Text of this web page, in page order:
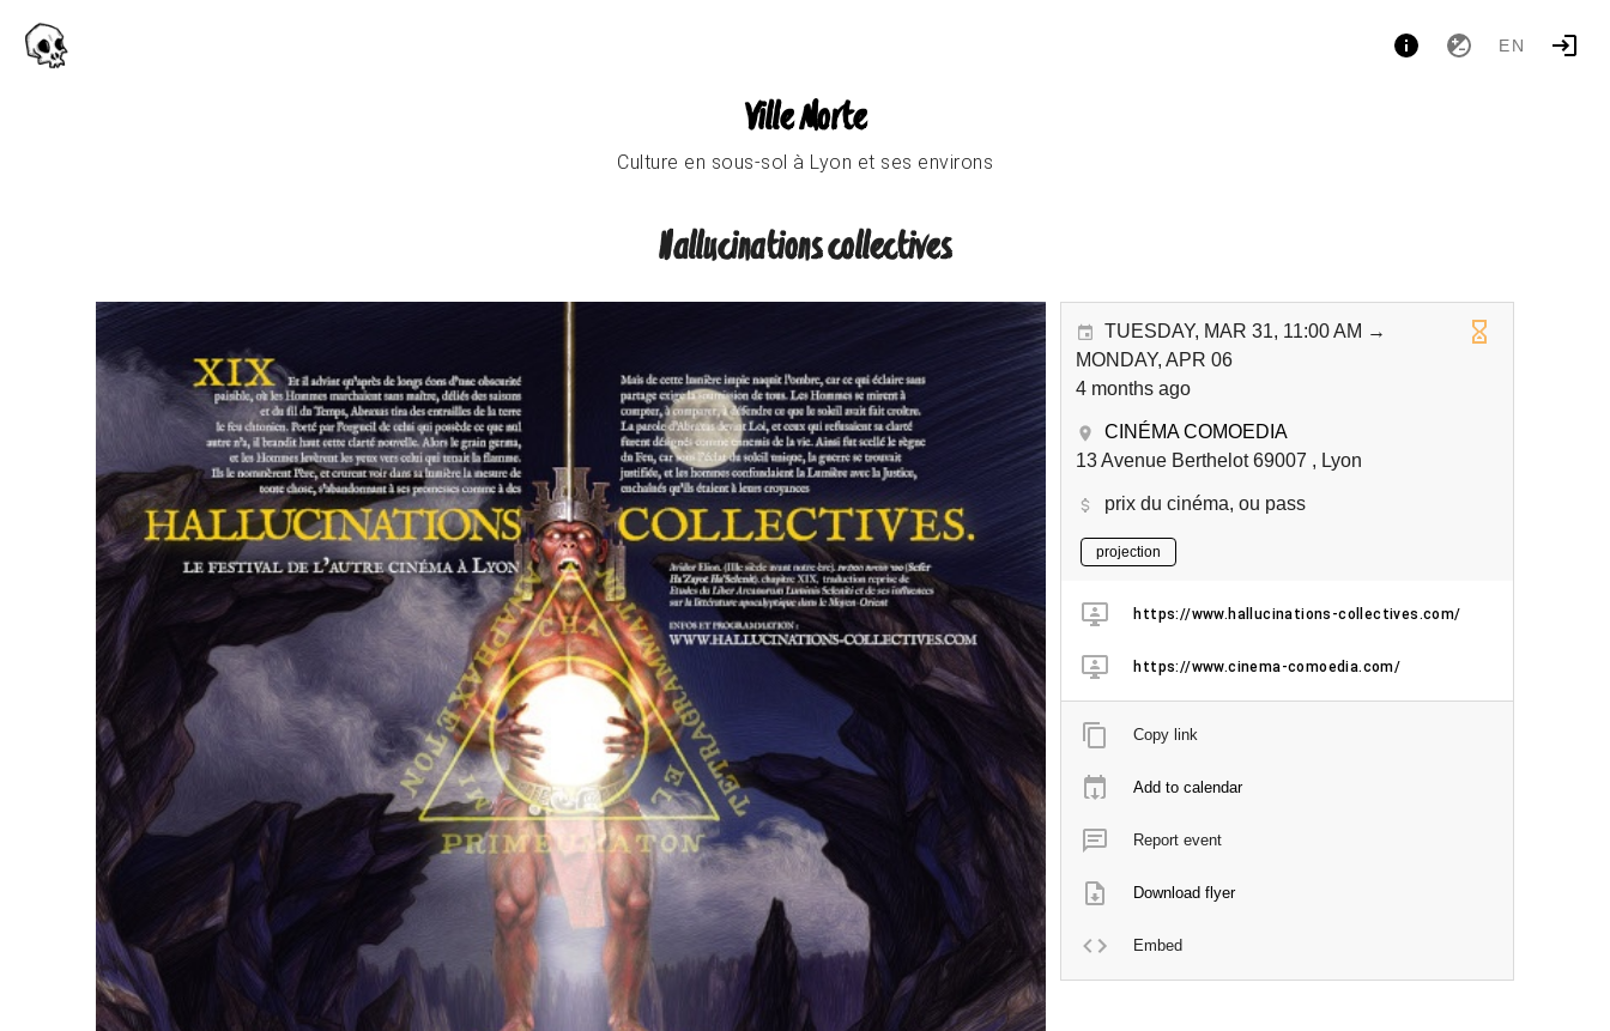
EN
Ville Morte
Culture en sous-sol à Lyon et ses environs
Hallucinations collectives
TUESDAY, MAR 31, 11:00 AM →
MONDAY, APR 06
4 months ago
CINÉMA COMOEDIA
13 Avenue Berthelot 69007 , Lyon
prix du cinéma, ou pass
projection
https://www.hallucinations-collectives.com/
https://www.cinema-comoedia.com/
Copy link
Add to calendar
Report event
Download flyer
Embed